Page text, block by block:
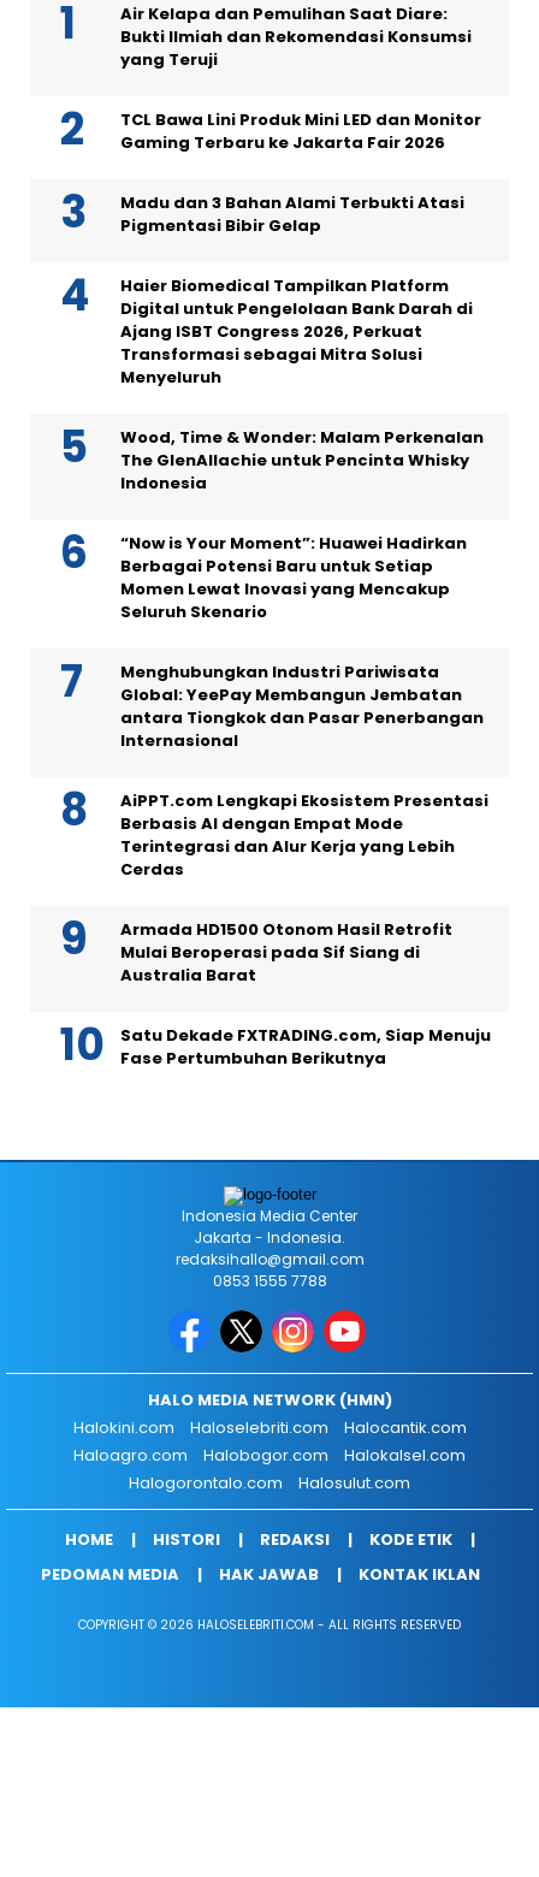
Air Kelapa dan Pemulihan Saat Diare:
Bukti Ilmiah dan Rekomendasi Konsumsi
yang Teruji
TCL Bawa Lini Produk Mini LED dan Monitor
Gaming Terbaru ke Jakarta Fair 2026
Madu dan 3 Bahan Alami Terbukti Atasi
Pigmentasi Bibir Gelap
Haier Biomedical Tampilkan Platform
Digital untuk Pengelolaan Bank Darah di
Ajang ISBT Congress 2026, Perkuat
Transformasi sebagai Mitra Solusi
Menyeluruh
Wood, Time & Wonder: Malam Perkenalan
The GlenAllachie untuk Pencinta Whisky
Indonesia
“Now is Your Moment”: Huawei Hadirkan
Berbagai Potensi Baru untuk Setiap
Momen Lewat Inovasi yang Mencakup
Seluruh Skenario
Menghubungkan Industri Pariwisata
Global: YeePay Membangun Jembatan
antara Tiongkok dan Pasar Penerbangan
Internasional
AiPPT.com Lengkapi Ekosistem Presentasi
Berbasis AI dengan Empat Mode
Terintegrasi dan Alur Kerja yang Lebih
Cerdas
Armada HD1500 Otonom Hasil Retrofit
Mulai Beroperasi pada Sif Siang di
Australia Barat
Satu Dekade FXTRADING.com, Siap Menuju
Fase Pertumbuhan Berikutnya
Indonesia Media Center
Jakarta - Indonesia.
redaksihallo@gmail.com
0853 1555 7788
HALO MEDIA NETWORK (HMN)
Halokini.com
Haloselebriti.com
Halocantik.com
Haloagro.com
Halobogor.com
Halokalsel.com
Halogorontalo.com
Halosulut.com
HOME HISTORI REDAKSI
KODE ETIK
PEDOMAN MEDIA
HAK JAWAB KONTAK IKLAN
COPYRIGHT © 2026 HALOSELEBRITI.COM - ALL RIGHTS RESERVED